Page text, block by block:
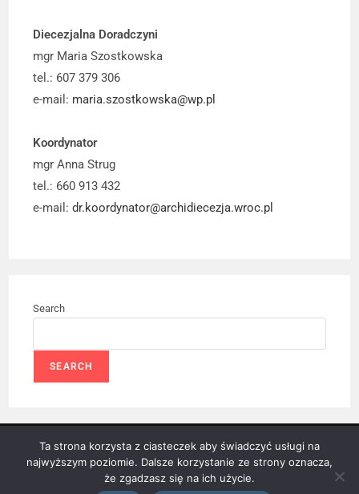
Diecezjalna Doradczyni
mgr Maria Szostkowska
tel.: 607 379 306
e-mail: maria.szostkowska@wp.pl
Koordynator
mgr Anna Strug
tel.: 660 913 432
e-mail: dr.koordynator@archidiecezja.wroc.pl
Search
SEARCH
© COPYRIGHT – DUSZPASTERSTWO RODZIN ARCHIDIECEZJI
WROCŁAWSKIEJ
Ta strona korzysta z ciasteczek aby świadczyć usługi na
najwyższym poziomie. Dalsze korzystanie ze strony oznacza,
że zgadzasz się na ich użycie.